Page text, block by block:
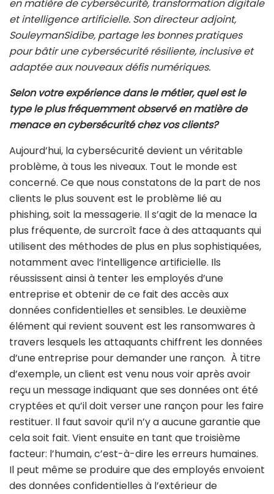
en matière de cybersécurité, transformation digitale
et intelligence artificielle. Son directeur adjoint,
SouleymanSidibe, partage les bonnes pratiques
pour bâtir une cybersécurité résiliente, inclusive et
adaptée aux nouveaux défis numériques.
Selon votre expérience dans le métier, quel est le
type le plus fréquemment observé en matière de
menace en cybersécurité chez vos clients?
Aujourd’hui, la cybersécurité devient un véritable
problème, à tous les niveaux. Tout le monde est
concerné. Ce que nous constatons de la part de nos
clients le plus souvent est le problème lié au
phishing, soit la messagerie. Il s’agit de la menace la
plus fréquente, de surcroît face à des attaquants qui
utilisent des méthodes de plus en plus sophistiquées,
notamment avec l’intelligence artificielle. Ils
réussissent ainsi à tenter les employés d’une
entreprise et obtenir de ce fait des accès aux
données confidentielles et sensibles. Le deuxième
élément qui revient souvent est les ransomwares à
travers lesquels les attaquants chiffrent les données
d’une entreprise pour demander une rançon. À titre
d’exemple, un client est venu nous voir après avoir
reçu un message indiquant que ses données ont été
cryptées et qu’il doit verser une rançon pour les faire
restituer. Il faut savoir qu’il n’y a aucune garantie que
cela soit fait. Vient ensuite en tant que troisième
facteur: l’humain, c’est-à-dire les erreurs humaines.
Il peut même se produire que des employés envoient
des données confidentielles à l’extérieur de